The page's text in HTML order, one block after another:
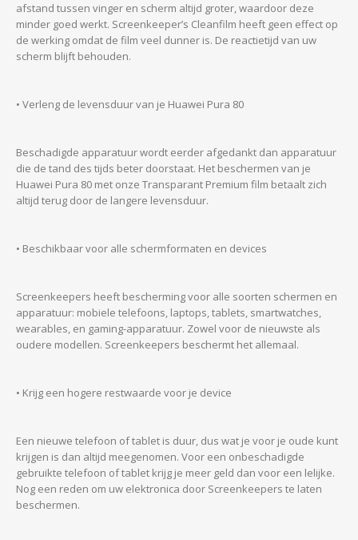
afstand tussen vinger en scherm altijd groter, waardoor deze
minder goed werkt. Screenkeeper’s Cleanfilm heeft geen effect op
de werking omdat de film veel dunner is. De reactietijd van uw
scherm blijft behouden.
• Verleng de levensduur van je Huawei Pura 80
Beschadigde apparatuur wordt eerder afgedankt dan apparatuur
die de tand des tijds beter doorstaat. Het beschermen van je
Huawei Pura 80 met onze Transparant Premium film betaalt zich
altijd terug door de langere levensduur.
• Beschikbaar voor alle schermformaten en devices
Screenkeepers heeft bescherming voor alle soorten schermen en
apparatuur: mobiele telefoons, laptops, tablets, smartwatches,
wearables, en gaming-apparatuur. Zowel voor de nieuwste als
oudere modellen. Screenkeepers beschermt het allemaal.
• Krijg een hogere restwaarde voor je device
Een nieuwe telefoon of tablet is duur, dus wat je voor je oude kunt
krijgen is dan altijd meegenomen. Voor een onbeschadigde
gebruikte telefoon of tablet krijg je meer geld dan voor een lelijke.
Nog een reden om uw elektronica door Screenkeepers te laten
beschermen.